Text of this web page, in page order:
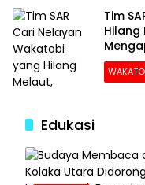
Tim
Hilang
Edukasi